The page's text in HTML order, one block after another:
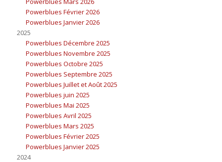
Powerblues Février 2026
Powerblues Janvier 2026
2025
Powerblues Décembre 2025
Powerblues Novembre 2025
Powerblues Octobre 2025
Powerblues Septembre 2025
Powerblues Juillet et Août 2025
Powerblues juin 2025
Powerblues Mai 2025
Powerblues Avril 2025
Powerblues Mars 2025
Powerblues Février 2025
Powerblues Janvier 2025
2024